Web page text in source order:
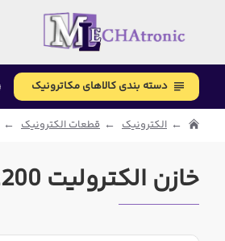
دسته بندی کالاهای مکاترونیک
الکترونیک قطعات الکترونیک
خازن الکترولیت 2200 میکرو فاراد 25 ولت JWCO